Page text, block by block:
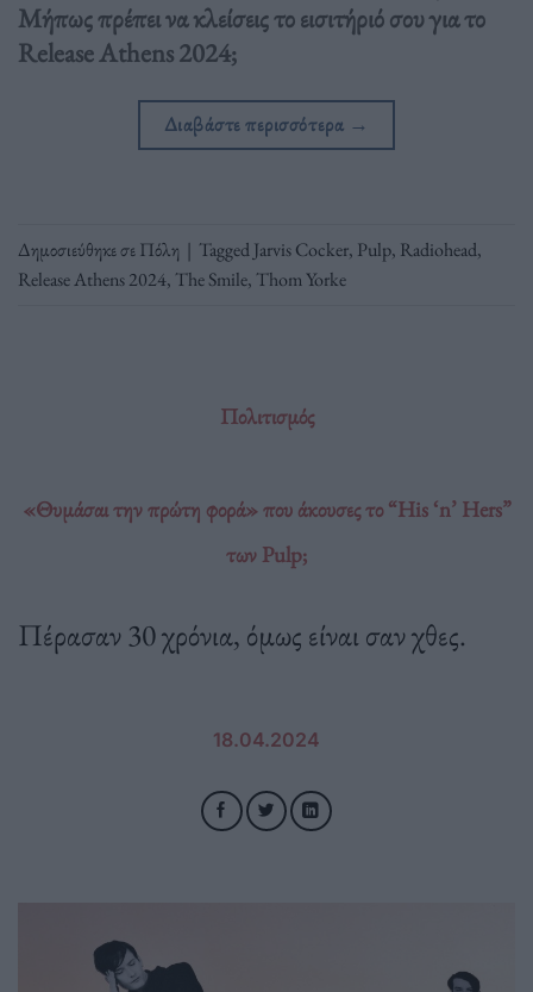
Μήπως πρέπει να κλείσεις το εισιτήριό σου για το
Release Athens 2024;
Διαβάστε περισσότερα →
Δημοσιεύθηκε σεΠόλη | TaggedJarvis Cocker, Pulp, Radiohead,
Release Athens 2024, The Smile, Thom Yorke
Πολιτισμός
«Θυμάσαι την πρώτη φορά» που άκουσες το “His ‘n’ Hers”
των Pulp;
Πέρασαν 30 χρόνια, όμως είναι σαν χθες.
18.04.2024